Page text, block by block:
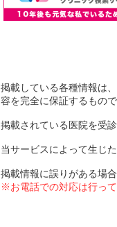
掲載している各種情報は
容を完全に保証するもので
掲載されている医院を受
当サービスによって生じ
掲載情報に誤りがある場
※お電話での対応は行っ